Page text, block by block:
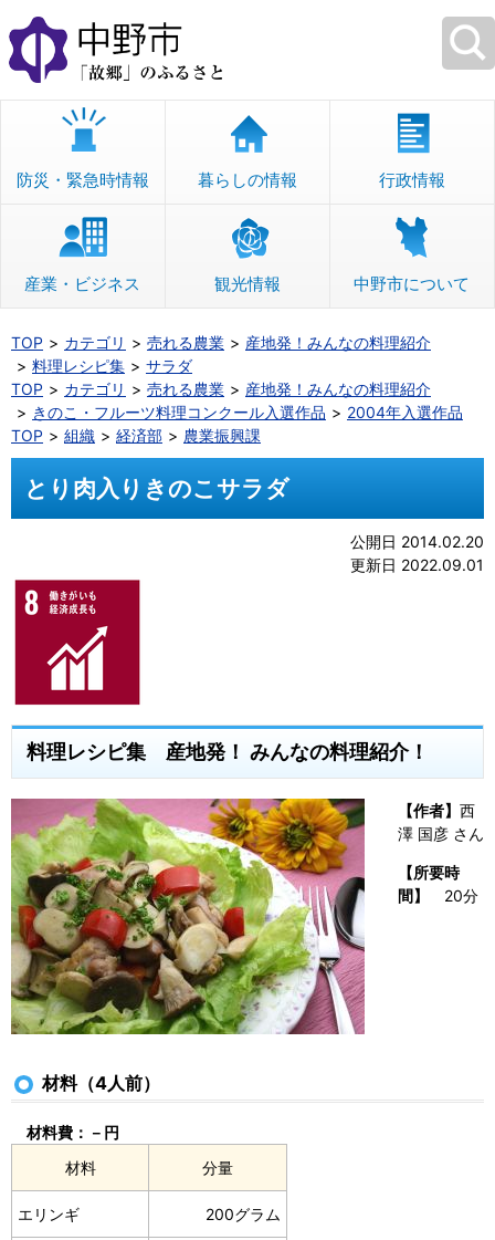
本
文
へ
移
防災・緊急時情報 暮らしの情報 行政情報
産業・ビジネス 観光情報 中野市について
TOP カテゴリ 売れる農業
産地発！みんなの料理紹介
料理レシピ集
サラダ
TOP
カテゴリ 売れる農業
産地発！みんなの料理紹介
きのこ・フルーツ料理コンクール入選作品
2004年入選作品
TOP
組織 経済部 農業振興課
とり肉入りきのこサラダ
公開日 2014.02.20
更新日 2022.09.01
料理レシピ集 産地発！ みんなの料理紹介！
【作者】 西
澤 国彦 さん
【所要時
間】 20分
材料（4人前）
材料費：－円
材料
分量
エリンギ 200グラム